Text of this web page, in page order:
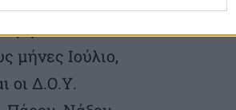
σε
μήνες Ιούλιο,
οι Δ.Ο.Υ.